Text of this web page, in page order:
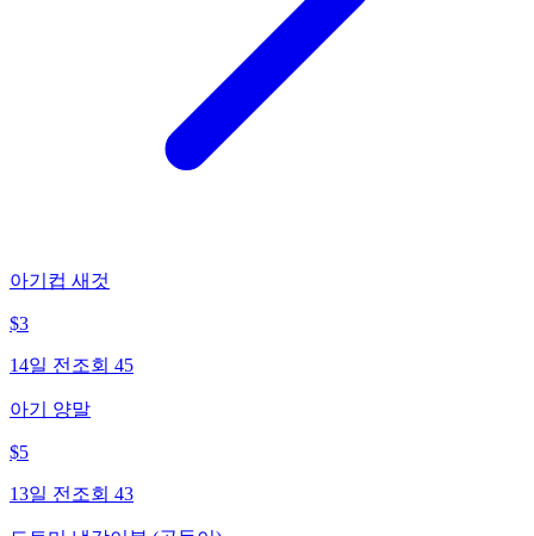
아기컵 새것
$3
14일 전 조회 45
아기 양말
$5
13일 전 조회 43